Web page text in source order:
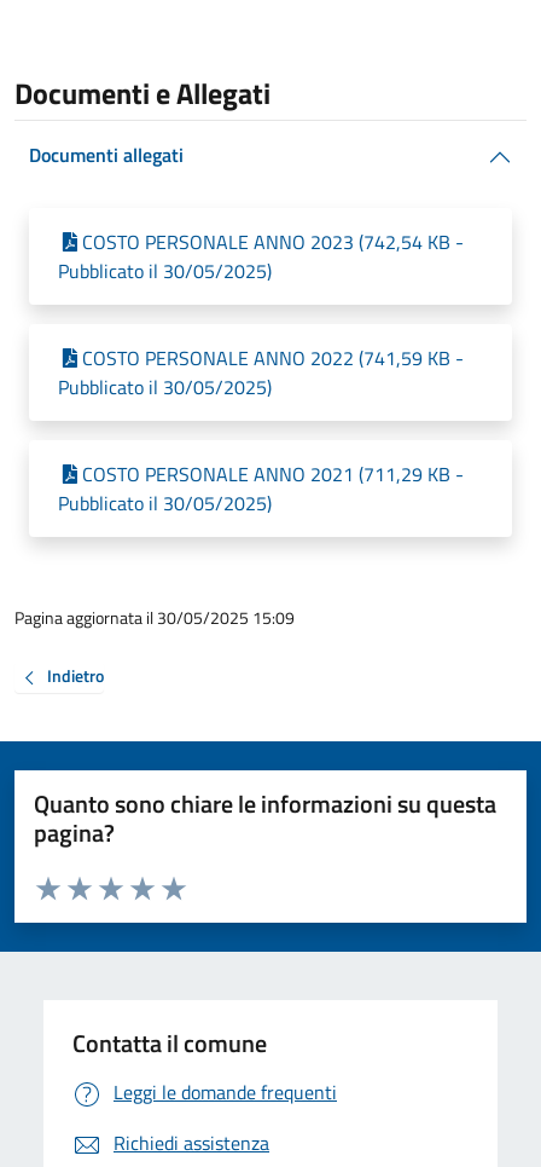
Documenti e Allegati
Documenti allegati
COSTO PERSONALE ANNO 2023 (742,54 KB -
Pubblicato il 30/05/2025)
COSTO PERSONALE ANNO 2022 (741,59 KB -
Pubblicato il 30/05/2025)
COSTO PERSONALE ANNO 2021 (711,29 KB -
Pubblicato il 30/05/2025)
Pagina aggiornata il 30/05/2025 15:09
Indietro
Quanto sono chiare le informazioni su questa
pagina?
Valuta da 1 a 5 stelle la pagina
Valuta 5 stelle su 5
Valuta 4 stelle su 5
Valuta 3 stelle su 5
Valuta 2 stelle su 5
Valuta 1 stelle su 5
Contatta il comune
Leggi le domande frequenti
Richiedi assistenza